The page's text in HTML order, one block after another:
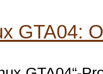
GTA04: